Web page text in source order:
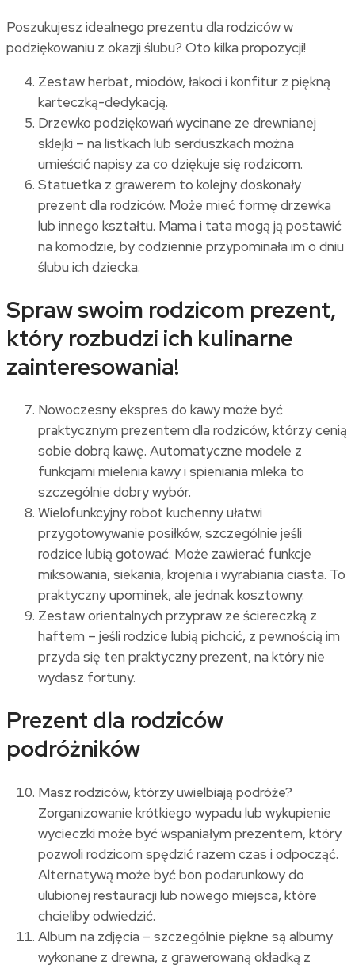
Poszukujesz idealnego prezentu dla rodziców w
podziękowaniu z okazji ślubu? Oto kilka propozycji!
Zestaw herbat, miodów, łakoci i konfitur z piękną
karteczką-dedykacją.
Drzewko podziękowań wycinane ze drewnianej
sklejki – na listkach lub serduszkach można
umieścić napisy za co dziękuje się rodzicom.
Statuetka z grawerem to kolejny doskonały
prezent dla rodziców. Może mieć formę drzewka
lub innego kształtu. Mama i tata mogą ją postawić
na komodzie, by codziennie przypominała im o dniu
ślubu ich dziecka.
Spraw swoim rodzicom prezent,
który rozbudzi ich kulinarne
zainteresowania!
Nowoczesny ekspres do kawy może być
praktycznym prezentem dla rodziców, którzy cenią
sobie dobrą kawę. Automatyczne modele z
funkcjami mielenia kawy i spieniania mleka to
szczególnie dobry wybór.
Wielofunkcyjny robot kuchenny ułatwi
przygotowywanie posiłków, szczególnie jeśli
rodzice lubią gotować. Może zawierać funkcje
miksowania, siekania, krojenia i wyrabiania ciasta. To
praktyczny upominek, ale jednak kosztowny.
Zestaw orientalnych przypraw ze ściereczką z
haftem – jeśli rodzice lubią pichcić, z pewnością im
przyda się ten praktyczny prezent, na który nie
wydasz fortuny.
Prezent dla rodziców
podróżników
Masz rodziców, którzy uwielbiają podróże?
Zorganizowanie krótkiego wypadu lub wykupienie
wycieczki może być wspaniałym prezentem, który
pozwoli rodzicom spędzić razem czas i odpocząć.
Alternatywą może być bon podarunkowy do
ulubionej restauracji lub nowego miejsca, które
chcieliby odwiedzić.
Album na zdjęcia – szczególnie piękne są albumy
wykonane z drewna, z grawerowaną okładką z